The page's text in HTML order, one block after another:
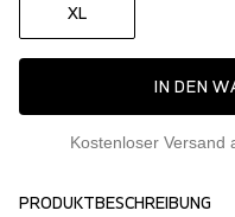
XL
IN DEN
Kostenloser Versand
PRODUKTBESCHREIBUNG